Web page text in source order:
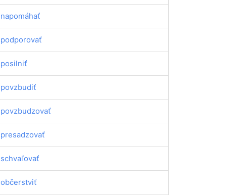
napomáhať
podporovať
posilniť
povzbudiť
povzbudzovať
presadzovať
schvaľovať
občerstviť